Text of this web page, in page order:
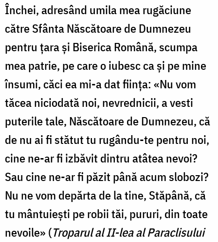
Închei, adresând umila mea rugăciune
către Sfânta Născătoare de Dumnezeu
pentru ţara şi Biserica Română, scumpa
mea patrie, pe care o iubesc ca şi pe mine
însumi, căci ea mi-a dat fiinţa: «Nu vom
tăcea niciodată noi, nevrednicii, a vesti
puterile tale, Născătoare de Dumnezeu, că
de nu ai fi stătut tu rugându-te pentru noi,
cine ne-ar fi izbăvit dintru atâtea nevoi?
Sau cine ne-ar fi păzit până acum slobozi?
Nu ne vom depărta de la tine, Stăpână, că
tu mântuieşti pe robii tăi, pururi, din toate
nevoile» (Troparul al II-lea al Paraclisului